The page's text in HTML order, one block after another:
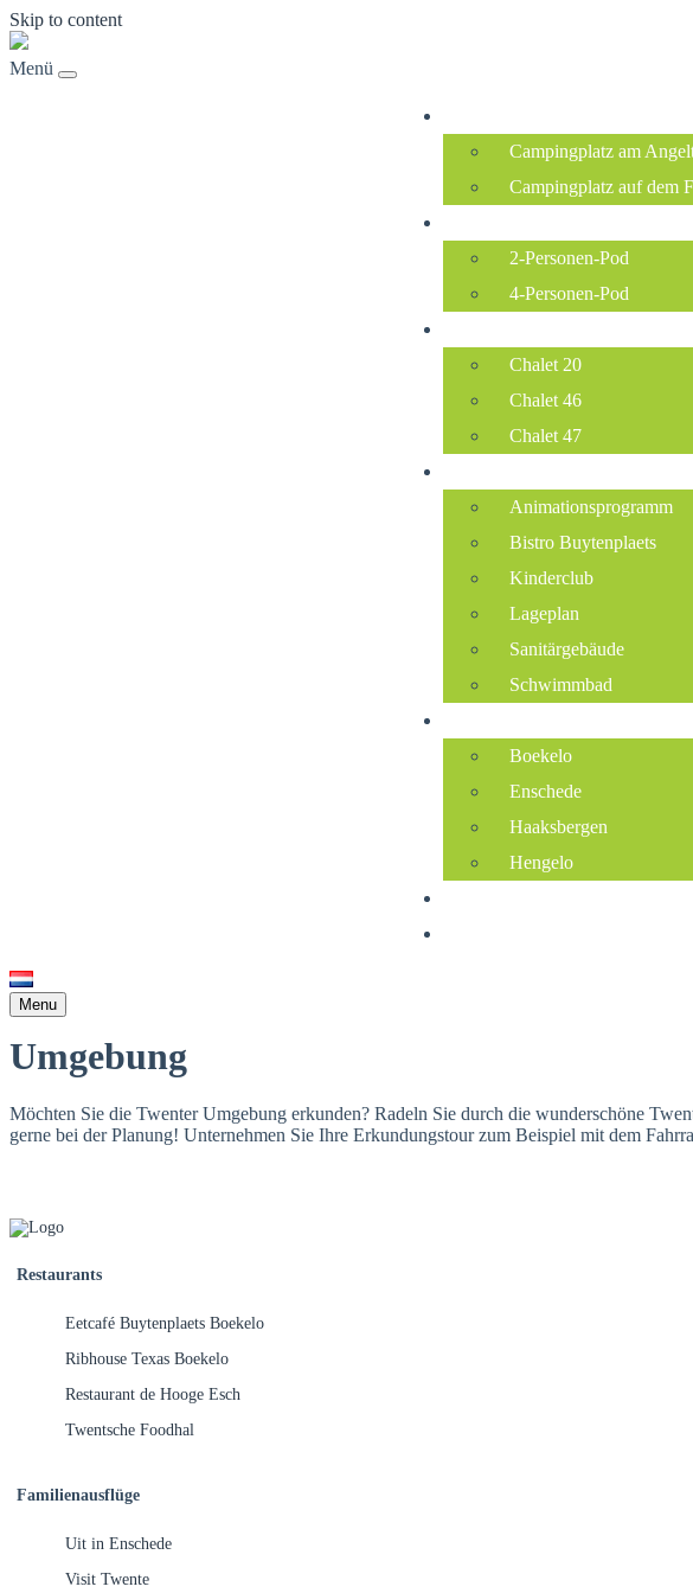
Skip to content
Menü
Campingplatz am
Campingplatz auf dem
2-Personen-Pod
4-Personen-Pod
Chalet 20
Chalet 46
Chalet 47
Animationsprogramm
Bistro Buytenplaets
Kinderclub
Lageplan
Sanitärgebäude
Schwimmbad
Boekelo
Enschede
Haaksbergen
Hengelo
Menu
Umgebung
Möchten Sie die Twenter Umgebung erkunden? Radeln Sie durch die wunderschöne
gerne bei der Planung! Unternehmen Sie Ihre Erkundungstour zum Beispiel mit dem
Restaurants
Eetcafé Buytenplaets Boekelo
Ribhouse Texas Boekelo
Restaurant de Hooge Esch
Twentsche Foodhal
Familienausflüge
Uit in Enschede
Visit Twente